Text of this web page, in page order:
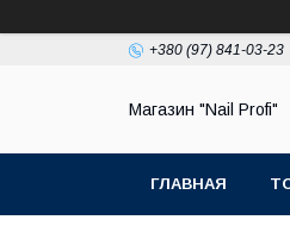
+380 (97) 841-03-23
Магазин "Nail Profi"
ГЛАВНАЯ